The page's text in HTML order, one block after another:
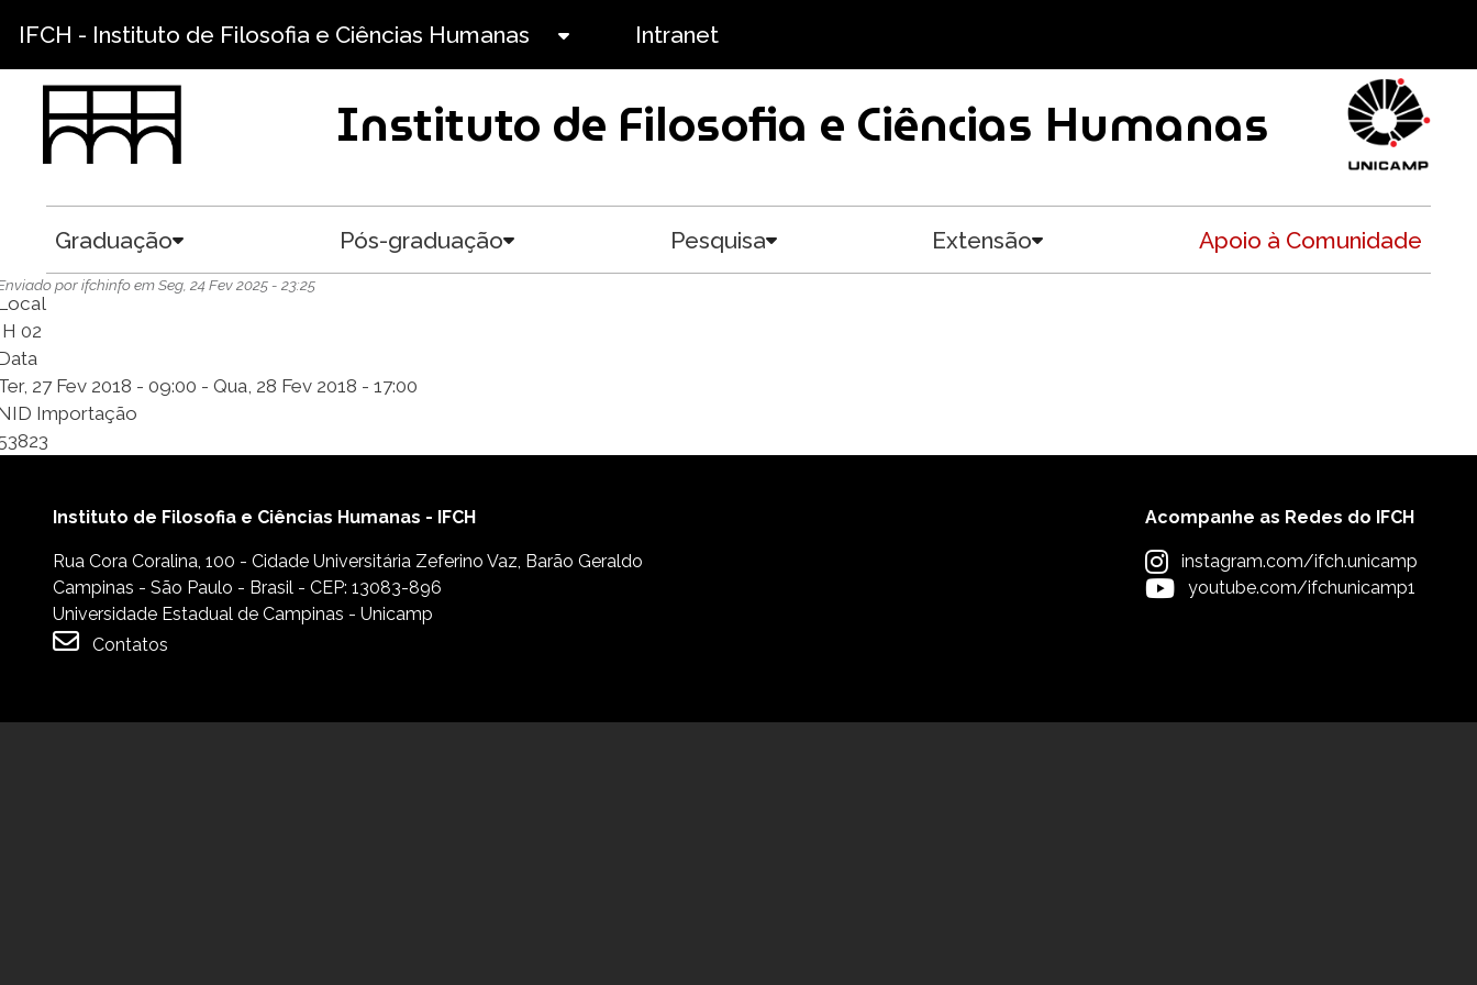
IFCH - Instituto de Filosofia e Ciências Humanas Intranet
Instituto de Filosofia e Ciências Humanas
Graduação Pós-graduação Pesquisa Extensão Apoio à Comunidade
porifchinfoemSeg, 24 Fev 2025 - 23:25
02
27 Fev 2018 - 09:00 - Qua, 28 Fev 2018 - 17:00
Importação
Instituto de Filosofia e Ciências Humanas - IFCH
Rua Cora Coralina, 100 - Cidade Universitária Zeferino Vaz, Barão Geraldo
Campinas - São Paulo - Brasil - CEP: 13083-896
Universidade Estadual de Campinas - Unicamp
Contatos
Acompanhe as Redes do IFCH
instagram.com/ifch.unicamp
youtube.com/ifchunicamp1